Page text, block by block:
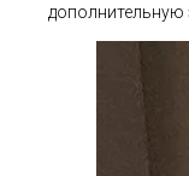
дополнительную